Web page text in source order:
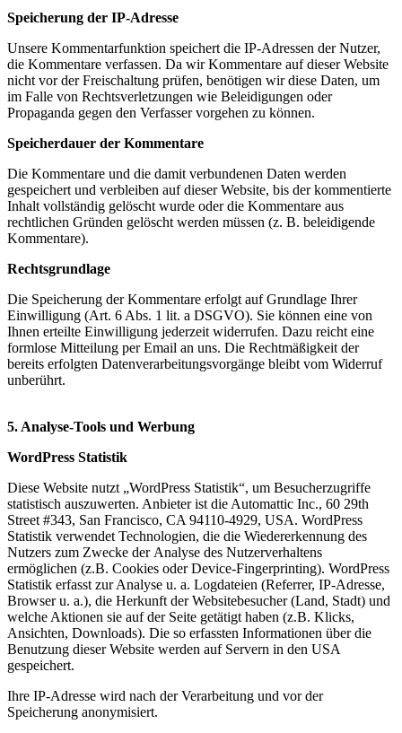
Speicherung der IP-Adresse
Unsere Kommentarfunktion speichert die IP-Adressen der Nutzer,
die Kommentare verfassen. Da wir Kommentare auf dieser Website
nicht vor der Freischaltung prüfen, benötigen wir diese Daten, um
im Falle von Rechtsverletzungen wie Beleidigungen oder
Propaganda gegen den Verfasser vorgehen zu können.
Speicherdauer der Kommentare
Die Kommentare und die damit verbundenen Daten werden
gespeichert und verbleiben auf dieser Website, bis der kommentierte
Inhalt vollständig gelöscht wurde oder die Kommentare aus
rechtlichen Gründen gelöscht werden müssen (z. B. beleidigende
Kommentare).
Rechtsgrundlage
Die Speicherung der Kommentare erfolgt auf Grundlage Ihrer
Einwilligung (Art. 6 Abs. 1 lit. a DSGVO). Sie können eine von
Ihnen erteilte Einwilligung jederzeit widerrufen. Dazu reicht eine
formlose Mitteilung per Email an uns. Die Rechtmäßigkeit der
bereits erfolgten Datenverarbeitungsvorgänge bleibt vom Widerruf
unberührt.
5. Analyse-Tools und Werbung
WordPress Statistik
Diese Website nutzt „WordPress Statistik“, um Besucherzugriffe
statistisch auszuwerten. Anbieter ist die Automattic Inc., 60 29th
Street #343, San Francisco, CA 94110-4929, USA. WordPress
Statistik verwendet Technologien, die die Wiedererkennung des
Nutzers zum Zwecke der Analyse des Nutzerverhaltens
ermöglichen (z.B. Cookies oder Device-Fingerprinting). WordPress
Statistik erfasst zur Analyse u. a. Logdateien (Referrer, IP-Adresse,
Browser u. a.), die Herkunft der Websitebesucher (Land, Stadt) und
welche Aktionen sie auf der Seite getätigt haben (z.B. Klicks,
Ansichten, Downloads). Die so erfassten Informationen über die
Benutzung dieser Website werden auf Servern in den USA
gespeichert.
Ihre IP-Adresse wird nach der Verarbeitung und vor der
Speicherung anonymisiert.